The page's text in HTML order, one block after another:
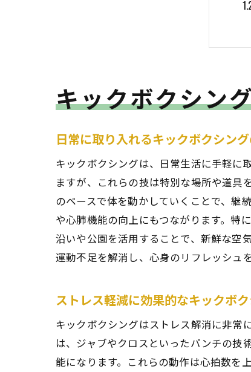
キックボクシン
日常に取り入れるキックボクシン
キックボクシングは、日常生活に手軽に
ますが、これらの技は特別な場所や道具
のペースで体を動かしていくことで、継
や心肺機能の向上にもつながります。特
沿いや公園を活用することで、新鮮な空
運動不足を解消し、心身のリフレッシュ
ストレス軽減に効果的なキックボ
キックボクシングはストレス解消に非常
は、ジャブやクロスといったパンチの技
能になります。これらの動作は心拍数を